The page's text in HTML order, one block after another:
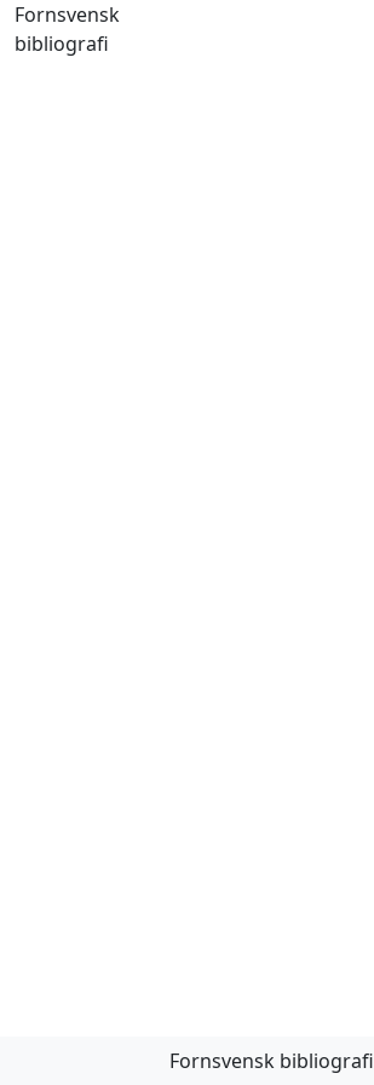
Fornsvensk
bibliografi
Fornsvensk bibliografi